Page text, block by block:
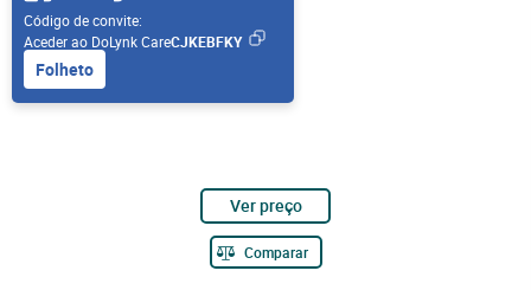
Código de convite:
Aceder ao DoLynk CareCJKEBFKY
Folheto
Ver preço
Comparar